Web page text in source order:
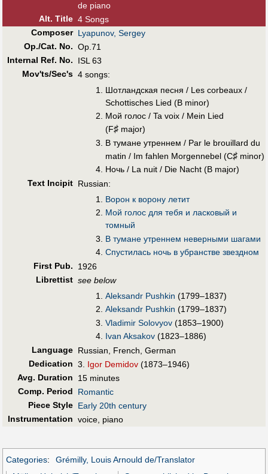
de piano
Alt. Title 4 Songs
Composer Lyapunov, Sergey
Op./Cat. No. Op.71
Internal Ref. No.
ISL 63
Mov'ts/Sec's 4 songs:
Шотландская песня / Les corbeaux /
Schottisches Lied (B minor)
Мой голос / Ta voix / Mein Lied
(F♯ major)
В тумане утреннем / Par le brouillard du
matin / Im fahlen Morgennebel (C♯ minor)
Ночь / La nuit / Die Nacht (B major)
Text Incipit Russian:
Ворон к ворону летит
Мой голос для тебя и ласковый и
томный
В тумане утреннем неверными шагами
Спустилась ночь в убранстве звездном
First Pub.
1926
Librettist see below
Aleksandr Pushkin (1799–1837)
Aleksandr Pushkin (1799–1837)
Vladimir Solovyov (1853–1900)
Ivan Aksakov (1823–1886)
Language Russian, French, German
Dedication 3. Igor Demidov (1873–1946)
Avg. Duration
15 minutes
Comp. Period
Romantic
Piece Style Early 20th century
Instrumentation voice, piano
Categories:
Grémilly, Louis Arnould de/Translator